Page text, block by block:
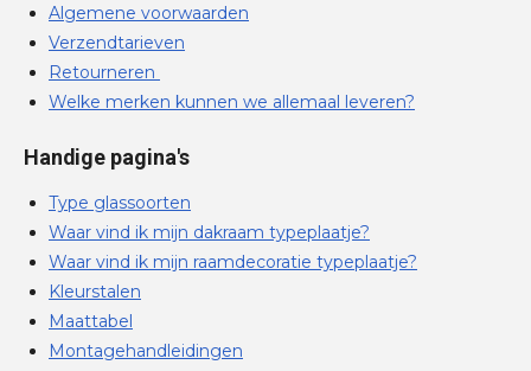
Algemene voorwaarden
Verzendtarieven
Retourneren
Welke merken kunnen we allemaal leveren?
Handige pagina's
Type glassoorten
Waar vind ik mijn dakraam typeplaatje?
Waar vind ik mijn raamdecoratie typeplaatje?
Kleurstalen
Maattabel
Montagehandleidingen